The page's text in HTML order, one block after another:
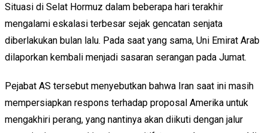
Situasi di Selat Hormuz dalam beberapa hari terakhir
mengalami eskalasi terbesar sejak gencatan senjata
diberlakukan bulan lalu. Pada saat yang sama, Uni Emirat Arab
dilaporkan kembali menjadi sasaran serangan pada Jumat.
Pejabat AS tersebut menyebutkan bahwa Iran saat ini masih
mempersiapkan respons terhadap proposal Amerika untuk
mengakhiri perang, yang nantinya akan diikuti dengan jalur